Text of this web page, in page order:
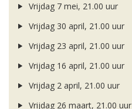
Vrijdag 7 mei, 21.00 uur
Vrijdag 30 april, 21.00 uur
Vrijdag 23 april, 21.00 uur
Vrijdag 16 april, 21.00 uur
Vrijdag 2 april, 21.00 uur
Vrijdag 26 maart, 21.00 uur